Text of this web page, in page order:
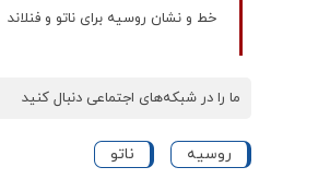
خط و نشان روسیه برای ناتو و فنلاند
ما را در شبکه‌های اجتماعی دنبال کنید
روسیه ناتو